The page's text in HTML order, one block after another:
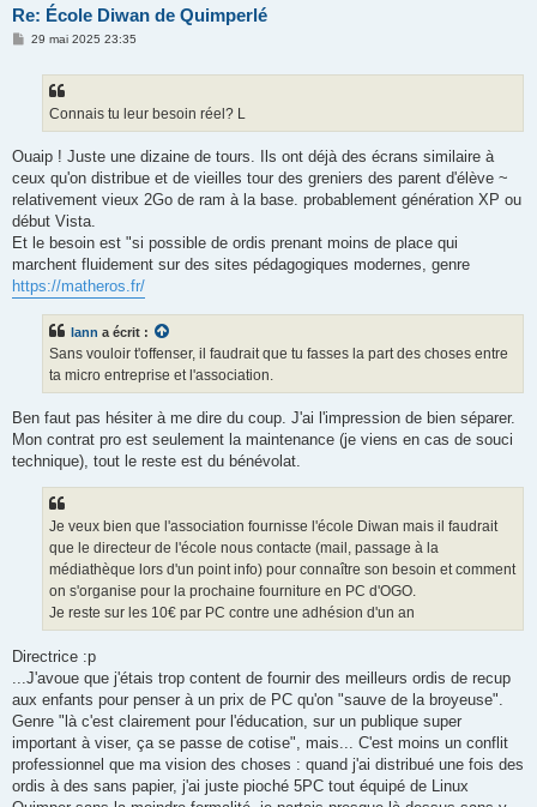
Re: École Diwan de Quimperlé
M29 mai 2025 23:35
Connais tu leur besoin réel? L
Ouaip ! Juste une dizaine de tours. Ils ont déjà des écrans similaire à
ceux qu'on distribue et de vieilles tour des greniers des parent d'élève ~
relativement vieux 2Go de ram à la base. probablement génération XP ou
début Vista.
Et le besoin est "si possible de ordis prenant moins de place qui
marchent fluidement sur des sites pédagogiques modernes, genre
https://matheros.fr/
lann a écrit :
Sans vouloir t'offenser, il faudrait que tu fasses la part des choses entre
ta micro entreprise et l'association.
Ben faut pas hésiter à me dire du coup. J'ai l'impression de bien séparer.
Mon contrat pro est seulement la maintenance (je viens en cas de souci
technique), tout le reste est du bénévolat.
Je veux bien que l'association fournisse l'école Diwan mais il faudrait
que le directeur de l'école nous contacte (mail, passage à la
médiathèque lors d'un point info) pour connaître son besoin et comment
on s'organise pour la prochaine fourniture en PC d'OGO.
Je reste sur les 10€ par PC contre une adhésion d'un an
Directrice :p
...J'avoue que j'étais trop content de fournir des meilleurs ordis de recup
aux enfants pour penser à un prix de PC qu'on "sauve de la broyeuse".
Genre "là c'est clairement pour l'éducation, sur un publique super
important à viser, ça se passe de cotise", mais... C'est moins un conflit
professionnel que ma vision des choses : quand j'ai distribué une fois des
ordis à des sans papier, j'ai juste pioché 5PC tout équipé de Linux